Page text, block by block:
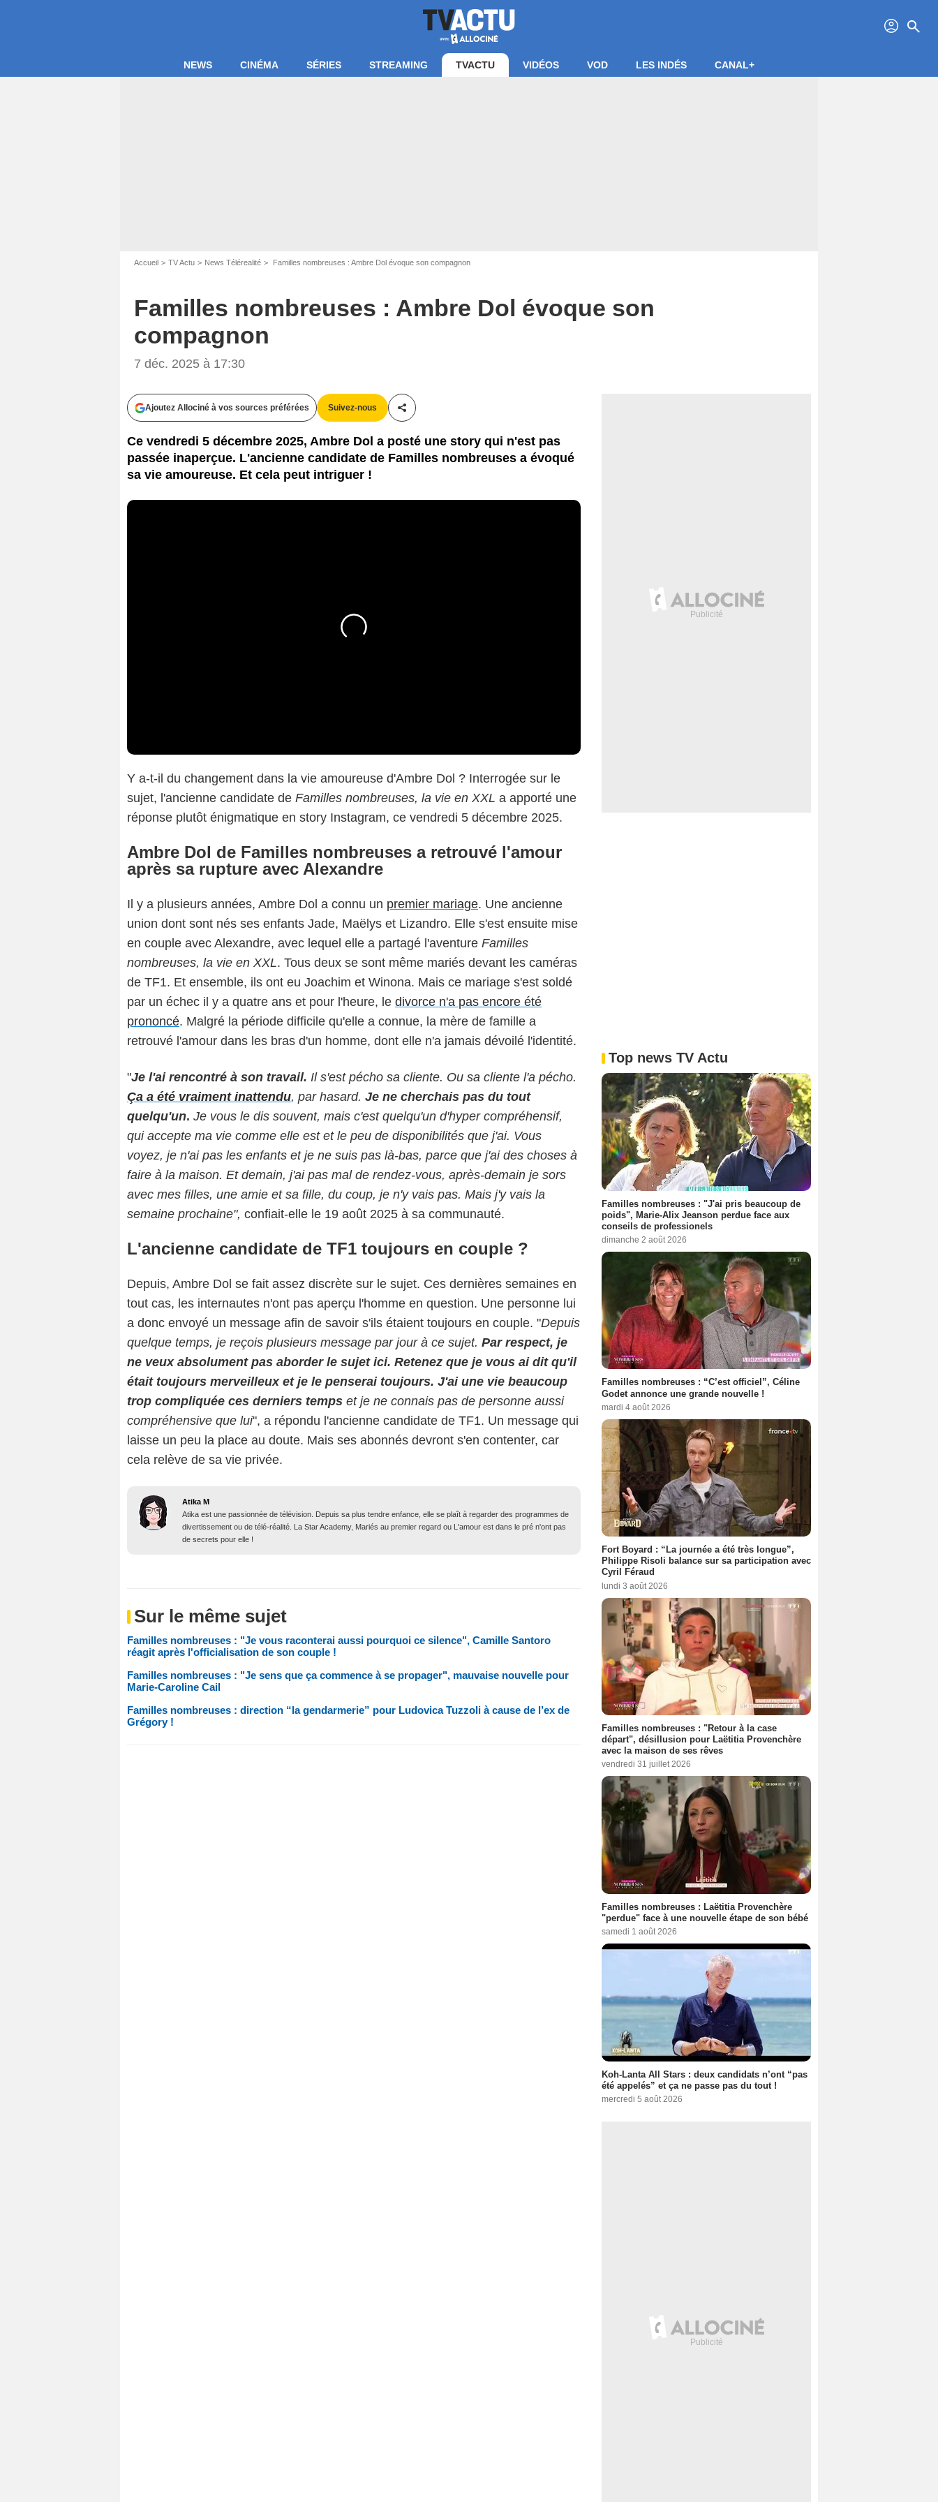
profil search
NEWS CINÉMA SÉRIES STREAMING TVACTU VIDÉOS VOD LES INDÉS CANAL+
Accueil TV Actu News Télérealité Familles nombreuses : Ambre Dol évoque son compagnon
Familles nombreuses : Ambre Dol évoque son
compagnon
7 déc. 2025 à 17:30
Ajoutez Allociné à vos sources préférées Suivez-nous
Partager cet article
Ce vendredi 5 décembre 2025, Ambre Dol a posté une story qui n'est pas
passée inaperçue. L'ancienne candidate de Familles nombreuses a évoqué
sa vie amoureuse. Et cela peut intriguer !
Y a-t-il du changement dans la vie amoureuse d'Ambre Dol ? Interrogée sur le
sujet, l'ancienne candidate de Familles nombreuses, la vie en XXL a apporté une
réponse plutôt énigmatique en story Instagram, ce vendredi 5 décembre 2025.
Ambre Dol de Familles nombreuses a retrouvé l'amour
après sa rupture avec Alexandre
Il y a plusieurs années, Ambre Dol a connu un premier mariage. Une ancienne
union dont sont nés ses enfants Jade, Maëlys et Lizandro. Elle s'est ensuite mise
en couple avec Alexandre, avec lequel elle a partagé l'aventure Familles
nombreuses, la vie en XXL. Tous deux se sont même mariés devant les caméras
de TF1. Et ensemble, ils ont eu Joachim et Winona. Mais ce mariage s'est soldé
par un échec il y a quatre ans et pour l'heure, le divorce n'a pas encore été
prononcé. Malgré la période difficile qu'elle a connue, la mère de famille a
retrouvé l'amour dans les bras d'un homme, dont elle n'a jamais dévoilé l'identité.
"Je l'ai rencontré à son travail. Il s'est pécho sa cliente. Ou sa cliente l'a pécho.
Ça a été vraiment inattendu, par hasard. Je ne cherchais pas du tout
quelqu'un. Je vous le dis souvent, mais c'est quelqu'un d'hyper compréhensif,
qui accepte ma vie comme elle est et le peu de disponibilités que j'ai. Vous
voyez, je n'ai pas les enfants et je ne suis pas là-bas, parce que j'ai des choses à
faire à la maison. Et demain, j'ai pas mal de rendez-vous, après-demain je sors
avec mes filles, une amie et sa fille, du coup, je n'y vais pas. Mais j'y vais la
semaine prochaine", confiait-elle le 19 août 2025 à sa communauté.
L'ancienne candidate de TF1 toujours en couple ?
Depuis, Ambre Dol se fait assez discrète sur le sujet. Ces dernières semaines en
tout cas, les internautes n'ont pas aperçu l'homme en question. Une personne lui
a donc envoyé un message afin de savoir s'ils étaient toujours en couple. "Depuis
quelque temps, je reçois plusieurs message par jour à ce sujet. Par respect, je
ne veux absolument pas aborder le sujet ici. Retenez que je vous ai dit qu'il
était toujours merveilleux et je le penserai toujours. J'ai une vie beaucoup
trop compliquée ces derniers temps et je ne connais pas de personne aussi
compréhensive que lui", a répondu l'ancienne candidate de TF1. Un message qui
laisse un peu la place au doute. Mais ses abonnés devront s'en contenter, car
cela relève de sa vie privée.
Atika M
Atika est une passionnée de télévision. Depuis sa plus tendre enfance, elle se plaît à regarder des programmes de
divertissement ou de télé-réalité. La Star Academy, Mariés au premier regard ou L'amour est dans le pré n'ont pas
de secrets pour elle !
Sur le même sujet
Familles nombreuses : "Je vous raconterai aussi pourquoi ce silence", Camille Santoro
réagit après l'officialisation de son couple !
Familles nombreuses : "Je sens que ça commence à se propager", mauvaise nouvelle pour
Marie-Caroline Cail
Familles nombreuses : direction “la gendarmerie” pour Ludovica Tuzzoli à cause de l’ex de
Grégory !
Top news TV Actu
Familles nombreuses : "J'ai pris beaucoup de
poids", Marie-Alix Jeanson perdue face aux
conseils de professionels
dimanche 2 août 2026
Familles nombreuses : “C’est officiel”, Céline
Godet annonce une grande nouvelle !
mardi 4 août 2026
Fort Boyard : “La journée a été très longue”,
Philippe Risoli balance sur sa participation avec
Cyril Féraud
lundi 3 août 2026
Familles nombreuses : "Retour à la case
départ", désillusion pour Laëtitia Provenchère
avec la maison de ses rêves
vendredi 31 juillet 2026
Familles nombreuses : Laëtitia Provenchère
"perdue" face à une nouvelle étape de son bébé
samedi 1 août 2026
Koh-Lanta All Stars : deux candidats n’ont “pas
été appelés” et ça ne passe pas du tout !
mercredi 5 août 2026